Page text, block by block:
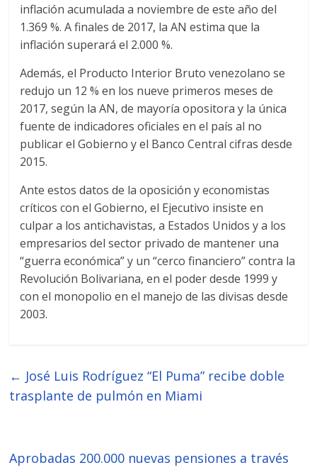
inflación acumulada a noviembre de este año del
1.369 %. A finales de 2017, la AN estima que la
inflación superará el 2.000 %.
Además, el Producto Interior Bruto venezolano se
redujo un 12 % en los nueve primeros meses de
2017, según la AN, de mayoría opositora y la única
fuente de indicadores oficiales en el país al no
publicar el Gobierno y el Banco Central cifras desde
2015.
Ante estos datos de la oposición y economistas
críticos con el Gobierno, el Ejecutivo insiste en
culpar a los antichavistas, a Estados Unidos y a los
empresarios del sector privado de mantener una
“guerra económica” y un “cerco financiero” contra la
Revolución Bolivariana, en el poder desde 1999 y
con el monopolio en el manejo de las divisas desde
2003.
← José Luis Rodríguez “El Puma” recibe doble
trasplante de pulmón en Miami
Aprobadas 200.000 nuevas pensiones a través